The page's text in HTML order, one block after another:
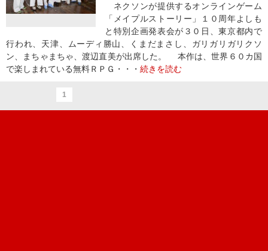
ネクソンが提供するオンラインゲーム
「メイプルストーリー」１０周年よしも
と特別企画発表会が３０日、東京都内で
行われ、天津、ムーディ勝山、くまだまさし、ガリガリガリクソ
ン、まちゃまちゃ、渡辺直美が出席した。 本作は、世界６０カ国
で楽しまれている無料ＲＰＧ・・・ 続きを読む
1